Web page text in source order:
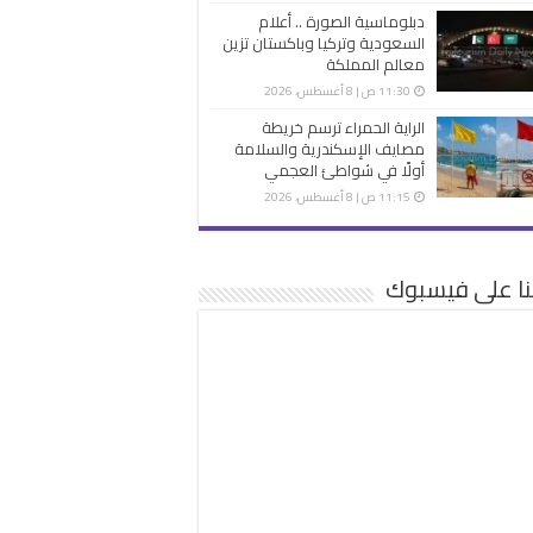
دبلوماسية الصورة .. أعلام
السعودية وتركيا وباكستان تزين
معالم المملكة
11:30 ص | 8 أغسطس، 2026
الراية الحمراء ترسم خريطة
مصايف الإسكندرية والسلامة
أولًا في شواطئ العجمي
11:15 ص | 8 أغسطس، 2026
على فيسبوك